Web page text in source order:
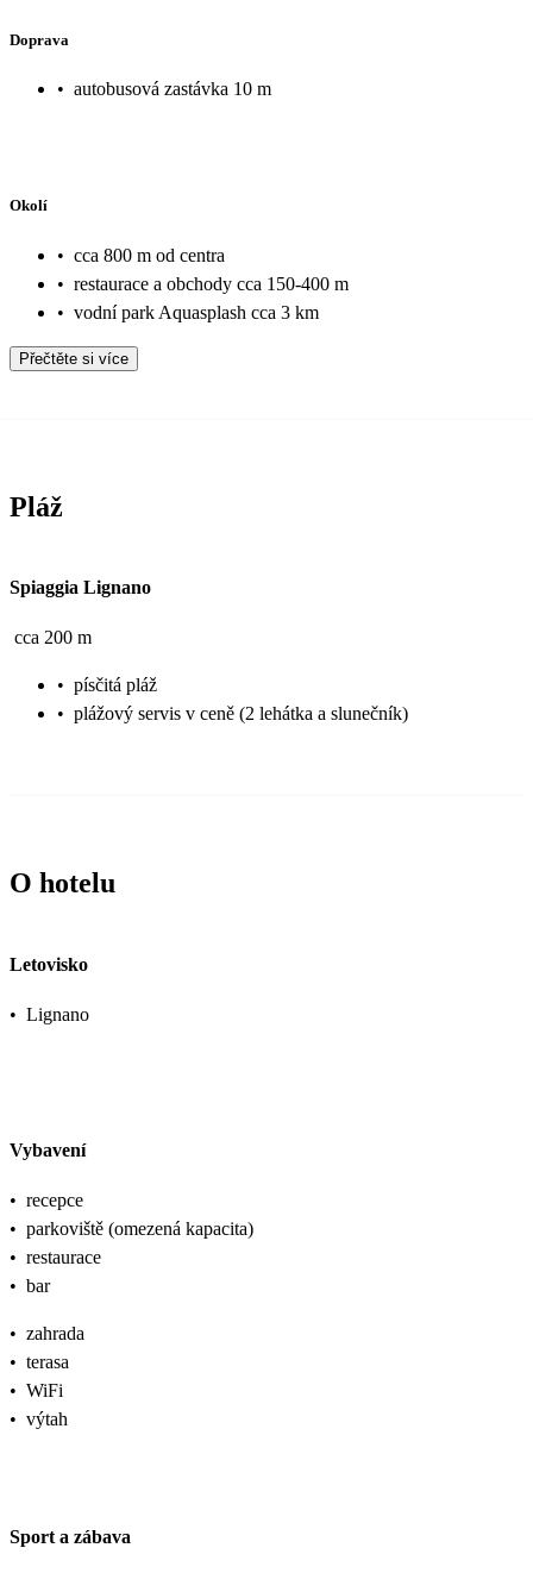
Doprava
• autobusová zastávka 10 m
Okolí
• cca 800 m od centra
• restaurace a obchody cca 150-400 m
• vodní park Aquasplash cca 3 km
Přečtěte si více
Pláž
Spiaggia Lignano
cca 200 m
• písčitá pláž
• plážový servis v ceně (2 lehátka a slunečník)
O hotelu
Letovisko
• Lignano
Vybavení
• recepce
• parkoviště (omezená kapacita)
• restaurace
• bar
• zahrada
• terasa
• WiFi
• výtah
Sport a zábava